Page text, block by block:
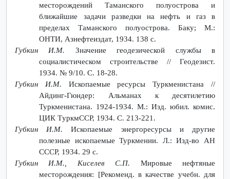
месторождений Таманского полуострова и
ближайшие задачи разведки на нефть и газ в
пределах Таманского полуострова. Баку; М.:
ОНТИ, Азнефтеиздат, 1934. 138 с.
Губкин И.М. Значение геодезической службы в
социалистическом строительстве // Геодезист.
1934. № 9/10. С. 18-28.
Губкин И.М. Ископаемые ресурсы Туркменистана //
Айдинг-Гюндер: Альманах к десятилетию
Туркменистана. 1924-1934. М.: Изд. юбил. комис.
ЦИК TуркмСCP, 1934. С. 213-221.
Губкин И.М.Ископаемые энергоресурсы и другие
полезные ископаемые Туркмении. Л.: Изд-во АН
СССР, 1934. 29 с.
Губкин И.М., Киселев С.П. Мировые нефтяные
месторождения: [Рекоменд. в качестве учебн. для